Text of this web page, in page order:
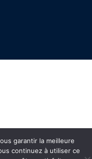
garantir la meilleure
continuez à utiliser ce